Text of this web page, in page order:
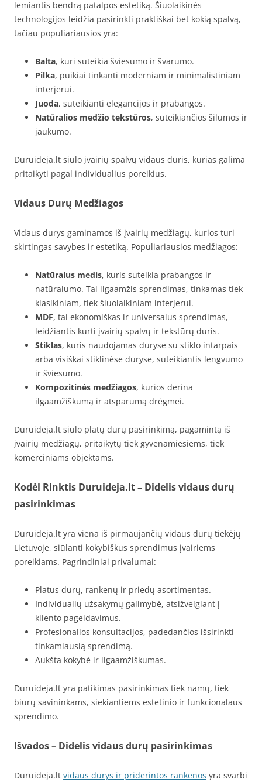
lemiantis bendrą patalpos estetiką. Šiuolaikinės
technologijos leidžia pasirinkti praktiškai bet kokią spalvą,
tačiau populiariausios yra:
Balta, kuri suteikia šviesumo ir švarumo.
Pilka, puikiai tinkanti moderniam ir minimalistiniam
interjerui.
Juoda, suteikianti elegancijos ir prabangos.
Natūralios medžio tekstūros, suteikiančios šilumos ir
jaukumo.
Duruideja.lt siūlo įvairių spalvų vidaus duris, kurias galima
pritaikyti pagal individualius poreikius.
Vidaus Durų Medžiagos
Vidaus durys gaminamos iš įvairių medžiagų, kurios turi
skirtingas savybes ir estetiką. Populiariausios medžiagos:
Natūralus medis, kuris suteikia prabangos ir
natūralumo. Tai ilgaamžis sprendimas, tinkamas tiek
klasikiniam, tiek šiuolaikiniam interjerui.
MDF, tai ekonomiškas ir universalus sprendimas,
leidžiantis kurti įvairių spalvų ir tekstūrų duris.
Stiklas, kuris naudojamas duryse su stiklo intarpais
arba visiškai stiklinėse duryse, suteikiantis lengvumo
ir šviesumo.
Kompozitinės medžiagos, kurios derina
ilgaamžiškumą ir atsparumą drėgmei.
Duruideja.lt siūlo platų durų pasirinkimą, pagamintą iš
įvairių medžiagų, pritaikytų tiek gyvenamiesiems, tiek
komerciniams objektams.
Kodėl Rinktis Duruideja.lt – Didelis vidaus durų
pasirinkimas
Duruideja.lt yra viena iš pirmaujančių vidaus durų tiekėjų
Lietuvoje, siūlanti kokybiškus sprendimus įvairiems
poreikiams. Pagrindiniai privalumai:
Platus durų, rankenų ir priedų asortimentas.
Individualių užsakymų galimybė, atsižvelgiant į
kliento pageidavimus.
Profesionalios konsultacijos, padedančios išsirinkti
tinkamiausią sprendimą.
Aukšta kokybė ir ilgaamžiškumas.
Duruideja.lt yra patikimas pasirinkimas tiek namų, tiek
biurų savininkams, siekiantiems estetinio ir funkcionalaus
sprendimo.
Išvados – Didelis vidaus durų pasirinkimas
Duruideja.lt vidaus durys ir priderintos rankenos yra svarbi